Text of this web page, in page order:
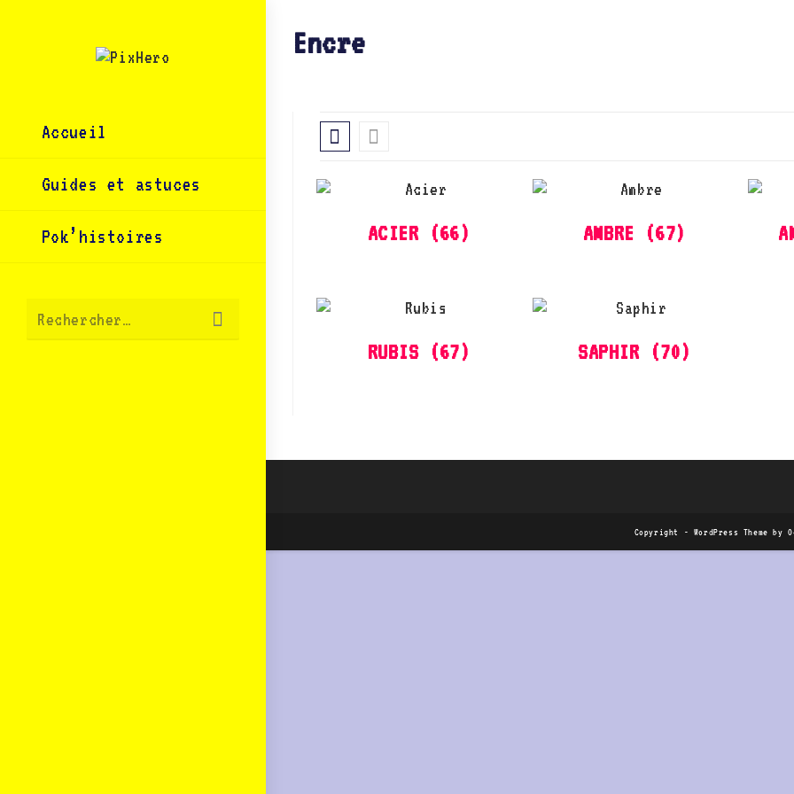
content
Accueil
Guides et astuces
Pok’histoires
Rechercher…
Encre
ACIER (66) AMBRE (67)
RUBIS (67) SAPHIR (70)
Copyright - WordPress Theme by